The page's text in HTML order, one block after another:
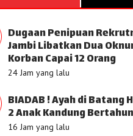
Dugaan Penipuan
Jambi Libatkan Dua
Korban Capai 12 Orang
24 Jam yang lalu
BIADAB ! Ayah di Batang
2 Anak Kandung
16 Jam yang lalu